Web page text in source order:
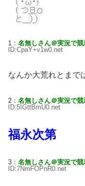
1： 名無しさん＠実況で競
ID:CpaY+v1w0.net
なんか大荒れとまで
2： 名無しさん＠実況で競
ID:5IGttBmU0.net
福永次第
3： 名無しさん＠実況で競
ID:7NmFOPnR0.net